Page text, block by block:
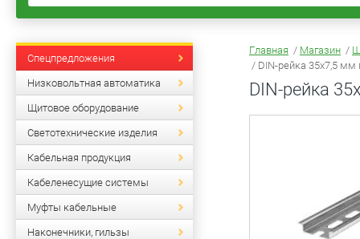
Спецпредложения
Низковольтная автоматика
Щитовое оборудование
Светотехнические изделия
Кабельная продукция
Кабеленесущие системы
Муфты кабельные
Наконечники, гильзы
Главная / Магазин /
/ DIN-рейка 35х7,5
DIN-рейка